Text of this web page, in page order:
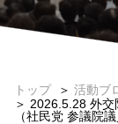
トップ ＞ 活動ブ
＞ 2026.5.28 外
（社民党 参議院